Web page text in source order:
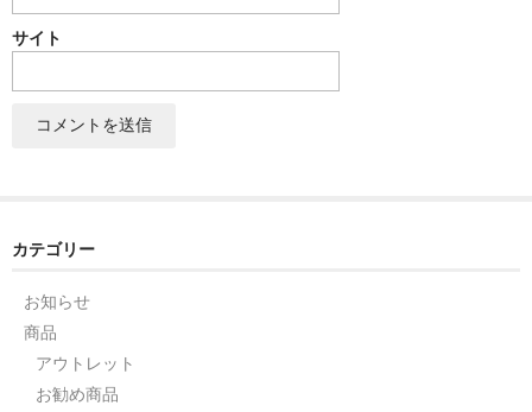
アウトレット
お問い合わせ
サイト
カテゴリー
お知らせ
商品
アウトレット
お勧め商品